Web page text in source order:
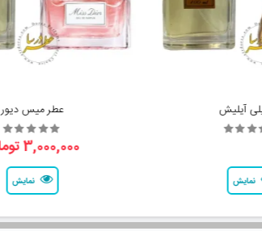
آیلیش
نمایش
عطر میس دیور
3,000,000 تومان
نمایش